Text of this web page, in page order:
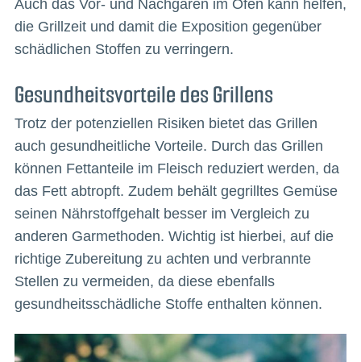
Auch das Vor- und Nachgaren im Ofen kann helfen,
die Grillzeit und damit die Exposition gegenüber
schädlichen Stoffen zu verringern.
Gesundheitsvorteile des Grillens
Trotz der potenziellen Risiken bietet das Grillen
auch gesundheitliche Vorteile. Durch das Grillen
können Fettanteile im Fleisch reduziert werden, da
das Fett abtropft. Zudem behält gegrilltes Gemüse
seinen Nährstoffgehalt besser im Vergleich zu
anderen Garmethoden. Wichtig ist hierbei, auf die
richtige Zubereitung zu achten und verbrannte
Stellen zu vermeiden, da diese ebenfalls
gesundheitsschädliche Stoffe enthalten können.